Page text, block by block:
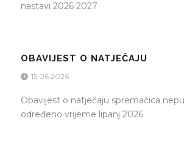
nastavi 2026 2027
OBAVIJEST O NATJEČAJU
15.06.2026.
Obavijest o natječaju spremačica
određeno vrijeme lipanj 2026